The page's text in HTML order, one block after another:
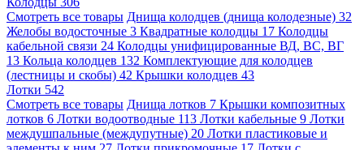
Смотреть все товары Днища колодцев (днища колодезные) 32
Желобы водосточные 3 Квадратные колодцы 17 Колодцы
кабельной связи 24 Колодцы унифицированные ВД, ВС, ВГ
13 Кольца колодцев 132 Комплектующие для колодцев
(лестницы и скобы) 42 Крышки колодцев 43
Лотки 542
Смотреть все товары Днища лотков 7 Крышки композитных
лотков 6 Лотки водоотводные 113 Лотки кабельные 9 Лотки
междушпальные (междупутные) 20 Лотки пластиковые и